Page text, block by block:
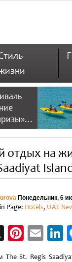
в
2026
и
отдых на
Понедельник, 6
Page: Hotels, UAE
X
The St. Regis